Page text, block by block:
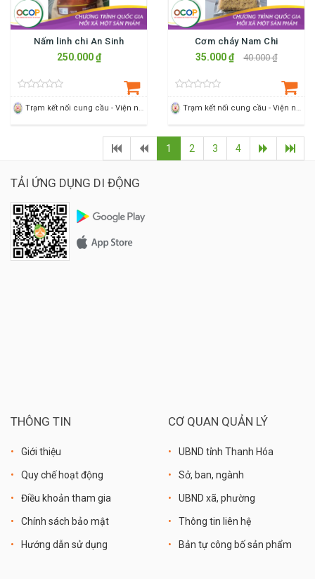
Nấm linh chi An Sinh
250.000 ₫
Cơm cháy Nam Chi
35.000 ₫ 40.000 ₫
1 2 3 4
TẢI ỨNG DỤNG DI ĐỘNG
THÔNG TIN
Giới thiệu
Quy chế hoạt động
Điều khoản tham gia
Chính sách bảo mật
Hướng dẫn sử dụng
CƠ QUAN QUẢN LÝ
UBND tỉnh Thanh Hóa
Sở, ban, ngành
UBND xã, phường
Thông tin liên hệ
Bản tự công bố sản phẩm